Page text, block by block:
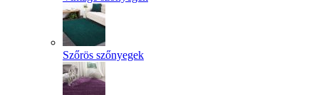
Szőrös szőnyegek